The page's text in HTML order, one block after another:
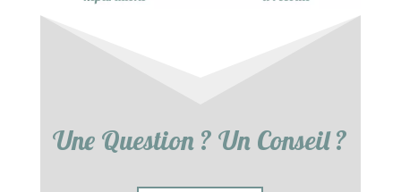
Une Question ? Un Conseil ?